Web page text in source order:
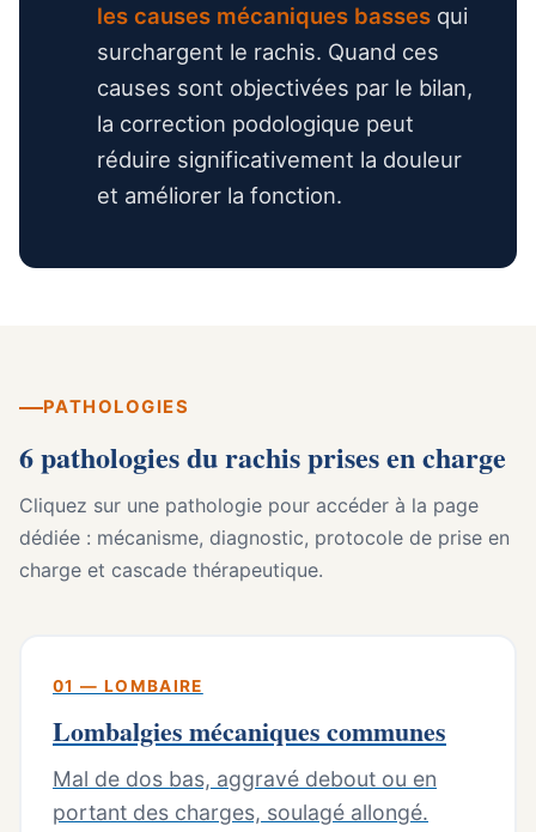
les causes mécaniques bassesqui
surchargent le rachis. Quand ces
causes sont objectivées par le bilan,
la correction podologique peut
réduire significativement la douleur
et améliorer la fonction.
PATHOLOGIES
6 pathologies du rachis prises en charge
Cliquez sur une pathologie pour accéder à la page
dédiée : mécanisme, diagnostic, protocole de prise en
charge et cascade thérapeutique.
01 — LOMBAIRE
Lombalgies mécaniques communes
Mal de dos bas, aggravé debout ou en
portant des charges, soulagé allongé.